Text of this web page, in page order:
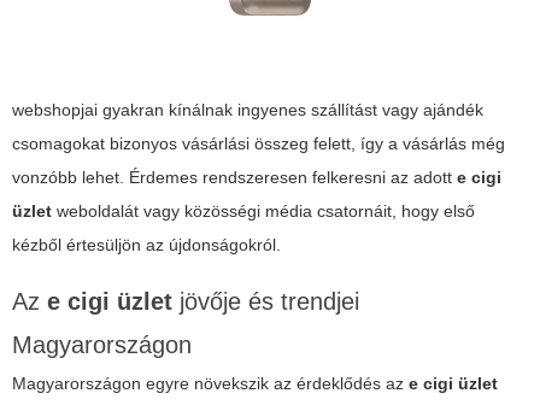
webshopjai gyakran kínálnak ingyenes szállítást vagy ajándék
csomagokat bizonyos vásárlási összeg felett, így a vásárlás még
vonzóbb lehet. Érdemes rendszeresen felkeresni az adott e cigi
üzlet weboldalát vagy közösségi média csatornáit, hogy első
kézből értesüljön az újdonságokról.
Az e cigi üzlet jövője és trendjei
Magyarországon
Magyarországon egyre növekszik az érdeklődés az e cigi üzlet